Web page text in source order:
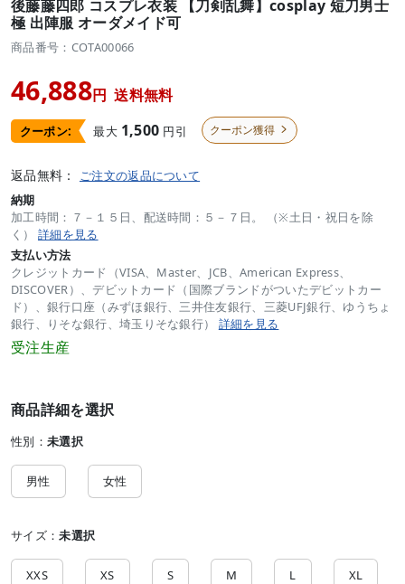
後藤藤四郎 コスプレ衣装 【刀剣乱舞】cosplay 短刀男士
極 出陣服 オーダメイド可
商品番号：COTA00066
46,888円 送料無料
クーポン: 最大 1,500 円引 クーポン獲得 
返品無料： ご注文の返品について
納期
加工時間：７－１５日、配送時間：５－７日。 （※土日・祝日を除
く） 詳細を見る
支払い方法
クレジットカード（VISA、Master、JCB、American Express、
DISCOVER）、デビットカード（国際ブランドがついたデビットカー
ド）、銀行口座（みずほ銀行、三井住友銀行、三菱UFJ銀行、ゆうちょ
銀行、りそな銀行、埼玉りそな銀行） 詳細を見る
受注生産
商品詳細を選択
性別： 未選択
男性 女性
サイズ：未選択
XXS XS S M L XL